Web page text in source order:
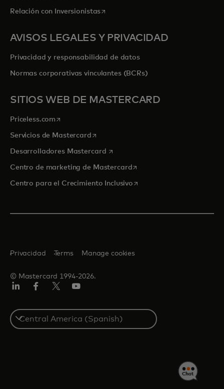
Relación con Inversionistasse abre en una pestaña nueva
AVISOS LEGALES Y PRIVACIDAD
Privacidad y responsabilidad de datos
Normas corporativas vinculantes (BCRs)
SITIOS WEB DE MASTERCARD
Priceless.com se abre en una pestaña nueva
Servicios de Mastercardse abre en una pestaña nueva
Desarrolladores Mastercard se abre en una pestaña nueva
Centro de marketing de Mastercardse abre en una pestaña
Centro para el Crecimiento Inclusivose abre en una pestaña
© Mastercard 1994-2026.
Privacidad Terms Manage cookies
Select
a
country